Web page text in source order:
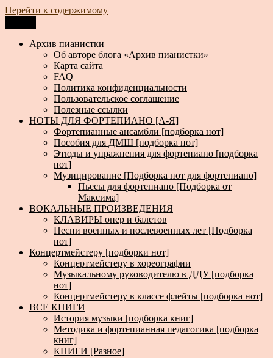
Перейти к содержимому
Архив пианистки
Всё для пианистов: ноты, книги, музыка, статьи…
Архив пианистки
Об авторе блога «Архив пианистки»
Карта сайта
FAQ
Политика конфиденциальности
Пользовательское соглашение
Полезные ссылки
НОТЫ ДЛЯ ФОРТЕПИАНО [А-Я]
Фортепианные ансамбли [подборка нот]
Пособия для ДМШ [подборка нот]
Этюды и упражнения для фортепиано [подборка
нот]
Музицирование [Подборка нот для фортепиано]
Пьесы для фортепиано [Подборка от
Максима]
ВОКАЛЬНЫЕ ПРОИЗВЕДЕНИЯ
КЛАВИРЫ опер и балетов
Песни военных и послевоенных лет [Подборка
нот]
Концертмейстеру [подборки нот]
Концертмейстеру в хореографии
Музыкальному руководителю в ДДУ [подборка
нот]
Концертмейстеру в классе флейты [подборка нот]
ВСЕ КНИГИ
История музыки [подборка книг]
Методика и фортепианная педагогика [подборка
книг]
КНИГИ [Разное]